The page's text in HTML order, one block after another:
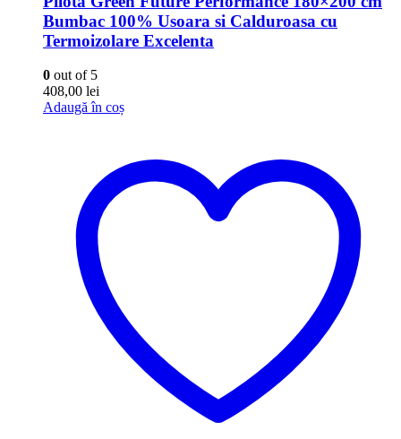
Bumbac 100% Usoara si Calduroasa cu
Termoizolare Excelenta
0 out of 5
408,00 lei
Adaugă în coș